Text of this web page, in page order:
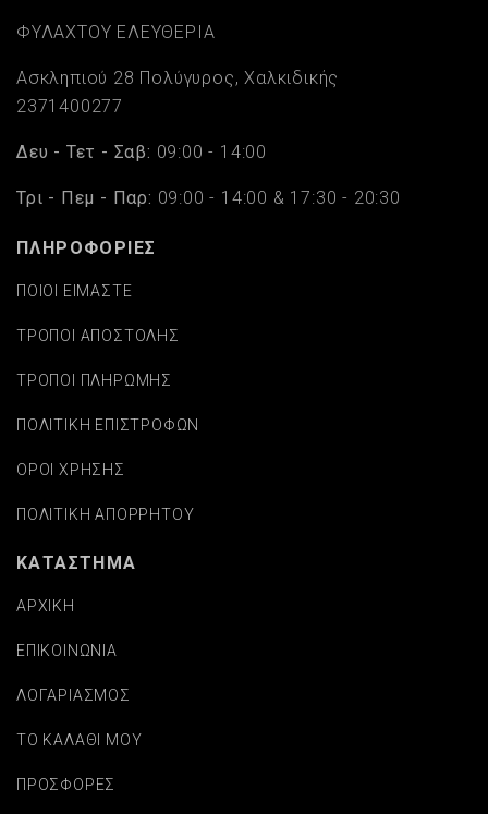
ΦΥΛΑΧΤΟΥ ΕΛΕΥΘΕΡΙΑ
Ασκληπιού 28 Πολύγυρος, Χαλκιδικής
2371400277
Δευ - Τετ - Σαβ: 09:00 - 14:00
Τρι - Πεμ - Παρ: 09:00 - 14:00 & 17:30 - 20:30
ΠΛΗΡΟΦΟΡΙΕΣ
ΠΟΙΟΙ ΕΙΜΑΣΤΕ
ΤΡΟΠΟΙ ΑΠΟΣΤΟΛΗΣ
ΤΡΟΠΟΙ ΠΛΗΡΩΜΗΣ
ΠΟΛΙΤΙΚΗ ΕΠΙΣΤΡΟΦΩΝ
ΟΡΟΙ ΧΡΗΣΗΣ
ΠΟΛΙΤΙΚΗ ΑΠΟΡΡΗΤΟΥ
ΚΑΤΑΣΤΗΜΑ
ΑΡΧΙΚΗ
ΕΠΙΚΟΙΝΩΝΙΑ
ΛΟΓΑΡΙΑΣΜΟΣ
ΤΟ ΚΑΛΑΘΙ ΜΟΥ
ΠΡΟΣΦΟΡΕΣ